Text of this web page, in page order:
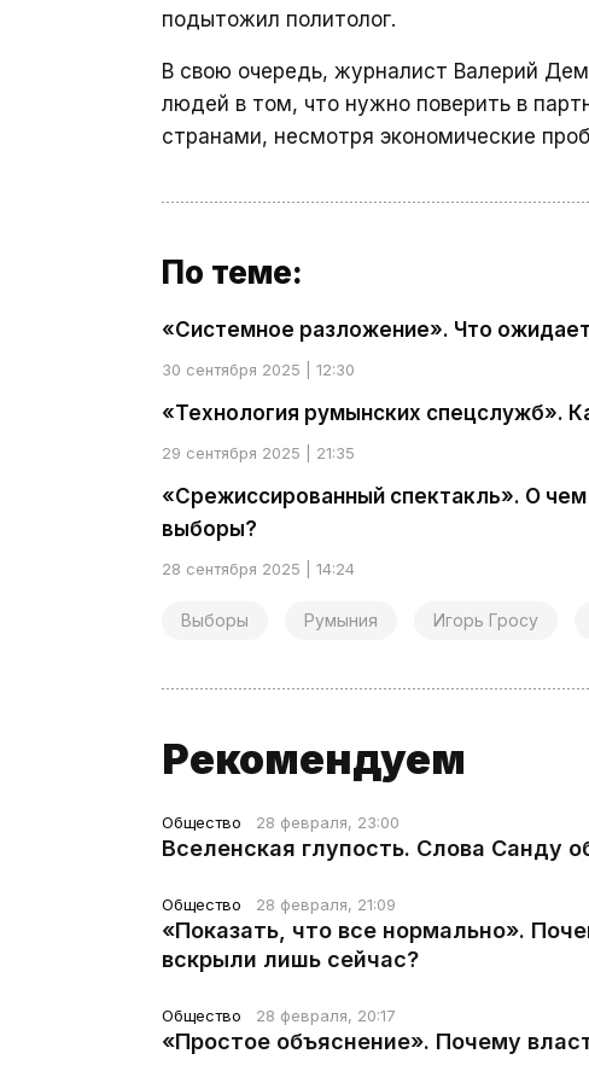
подытожил политолог.
В свою очередь, журналист Валерий
людей в том, что нужно поверить в
странами, несмотря экономические
По теме:
«Системное разложение». Что
30 сентября 2025 | 12:30
«Технология румынских спецслужб».
29 сентября 2025 | 21:35
«Срежиссированный спектакль». О
выборы?
28 сентября 2025 | 14:24
Выборы Румыния Игорь Гросу
Рекомендуем
Общество 28 февраля, 23:00
Вселенская глупость. Слова Санду
Общество 28 февраля, 21:09
«Показать, что все нормально».
вскрыли лишь сейчас?
Общество 28 февраля, 20:17
«Простое объяснение». Почему